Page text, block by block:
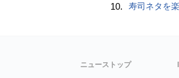
10. 寿司ネタを
ニューストップ